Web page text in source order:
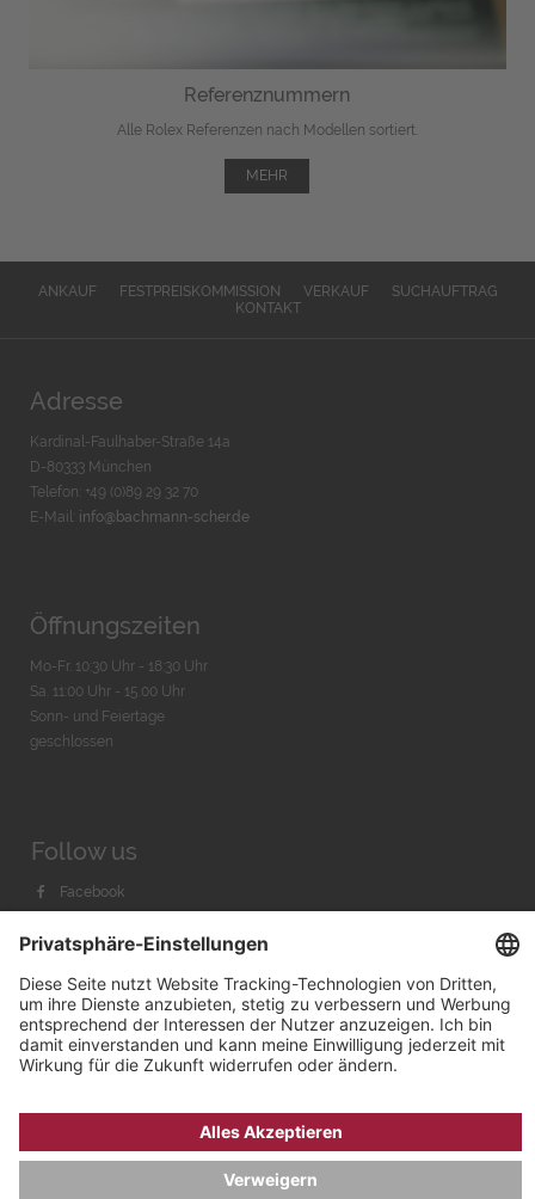
Referenznummern
Alle Rolex Referenzen nach Modellen sortiert.
MEHR
ANKAUF FESTPREISKOMMISSION VERKAUF
SUCHAUFTRAG
KONTAKT
Adresse
Kardinal-Faulhaber-Straße 14a
D-80333 München
Telefon: +49 (0)89 29 32 70
E-Mail: info@bachmann-scher.de
Öffnungszeiten
Mo-Fr. 10:30 Uhr - 18:30 Uhr
Sa. 11:00 Uhr - 15.00 Uhr
Sonn- und Feiertage
geschlossen
Follow us
Facebook
Youtube
IMPRESSUM